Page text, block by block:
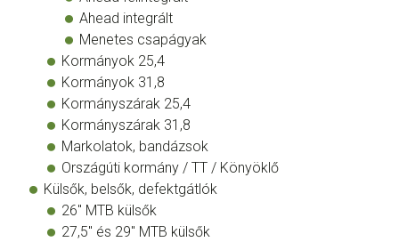
Ahead integrált
Menetes csapágyak
Kormányok 25,4
Kormányok 31,8
Kormányszárak 25,4
Kormányszárak 31,8
Markolatok, bandázsok
Országúti kormány / TT / Könyöklő
Külsők, belsők, defektgátlók
26" MTB külsők
27,5" és 29" MTB külsők